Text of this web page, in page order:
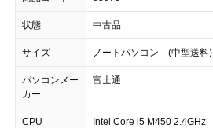
状態 中古品
サイズ ノートパソコン (中型送料)
パソコンメー
カー
富士通
CPU Intel Core i5 M450 2.4GHz